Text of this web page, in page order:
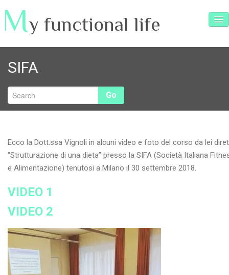
My functional life
SERVIZI
ARTICOLI
RICETTE
TESTIMONIANZE
VIDEO e FOTO
CONTATTI
SIFA
Go
Ecco la Dott.ssa Vignoli in alcuni video e foto del corso da lei
“Strutturazione di una dieta” presso la SIFA (Società Italiana
e Alimentazione) tenutosi a Milano il 30 settembre 2018.
VIDEO 1
VIDEO 2